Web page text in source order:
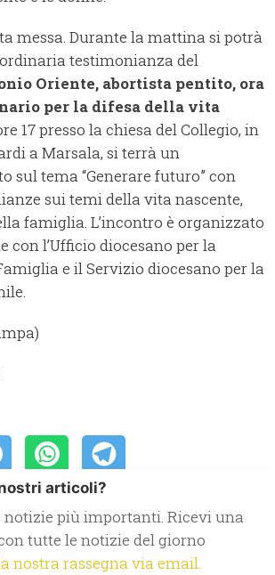
messa. Durante la mattina si potrà
testimonianza del
Oriente, abortista pentito, ora
per la difesa della vita
17 presso la chiesa del Collegio, in
a Marsala, si terrà un
sul tema “Generare futuro” con
sui temi della vita nascente,
famiglia. L’incontro è organizzato
con l’Ufficio diocesano per la
e il Servizio diocesano per la
articoli?
notizie più importanti. Ricevi una
tutte le notizie del giorno
nostra rassegna via email.